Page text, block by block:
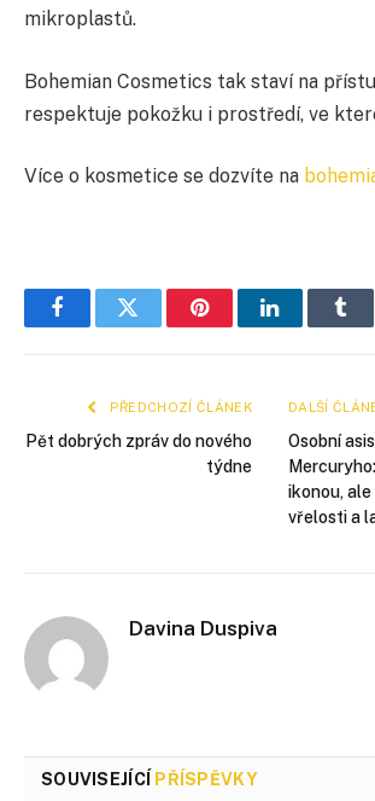
mikroplastů.
Bohemian Cosmetics tak staví na
respektuje pokožku i prostředí, ve
Více o kosmetice se dozvíte na
FacebookTwitter PinterestLinkedIn
PŘEDCHOZÍ ČLÁNEK
Pět dobrých zpráv do nového
týdne
DALŠÍ
Osobní
ikonou,
vřelosti a
Davina Duspiva
SOUVISEJÍCÍ PŘÍSPĚVKY